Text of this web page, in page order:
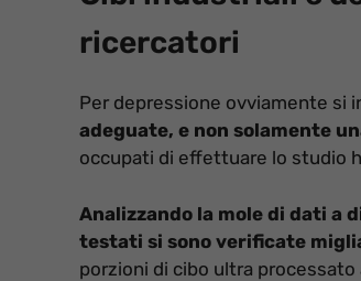
ricercatori
Per depressione ovviamente si
adeguate, e non solamente
occupati di effettuare lo studio
Analizzando la mole di dati a
testati si sono verificate
porzioni di cibo ultra